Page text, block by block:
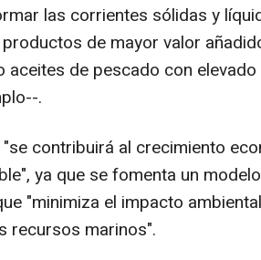
las corrientes sólidas y
de mayor valor
de pescado con elevado
.
contribuirá al crecimiento
ya que se fomenta un
"minimiza el impacto
recursos marinos".